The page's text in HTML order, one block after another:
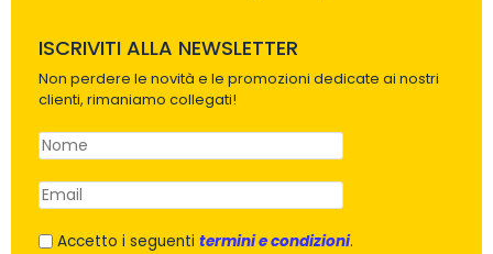
ISCRIVITI ALLA NEWSLETTER
Non perdere le novità e le promozioni dedicate ai nostri
clienti, rimaniamo collegati!
Accetto i seguenti termini e condizioni.